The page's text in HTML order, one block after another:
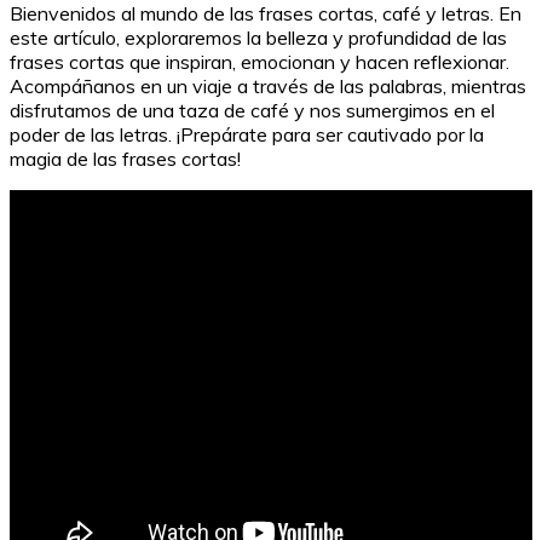
Bienvenidos al mundo de las frases cortas, café y letras. En
este artículo, exploraremos la belleza y profundidad de las
frases cortas que inspiran, emocionan y hacen reflexionar.
Acompáñanos en un viaje a través de las palabras, mientras
disfrutamos de una taza de café y nos sumergimos en el
poder de las letras. ¡Prepárate para ser cautivado por la
magia de las frases cortas!